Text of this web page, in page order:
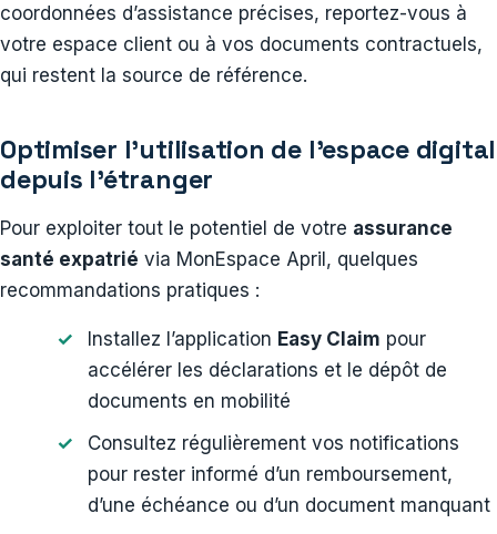
coordonnées d’assistance précises, reportez-vous à
votre espace client ou à vos documents contractuels,
qui restent la source de référence.
Optimiser l’utilisation de l’espace digital
depuis l’étranger
Pour exploiter tout le potentiel de votre assurance
santé expatrié via MonEspace April, quelques
recommandations pratiques :
Installez l’application Easy Claim pour
accélérer les déclarations et le dépôt de
documents en mobilité
Consultez régulièrement vos notifications
pour rester informé d’un remboursement,
d’une échéance ou d’un document manquant